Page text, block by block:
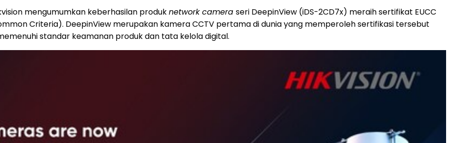
mengumumkan keberhasilan produknetwork camera seri DeepinView (iDS-2CD7x) meraih sertifikat EUCC
Criteria). DeepinView merupakan kamera CCTV pertama di dunia yang memperoleh sertifikasi tersebut
standar keamanan produk dan tata kelola digital.